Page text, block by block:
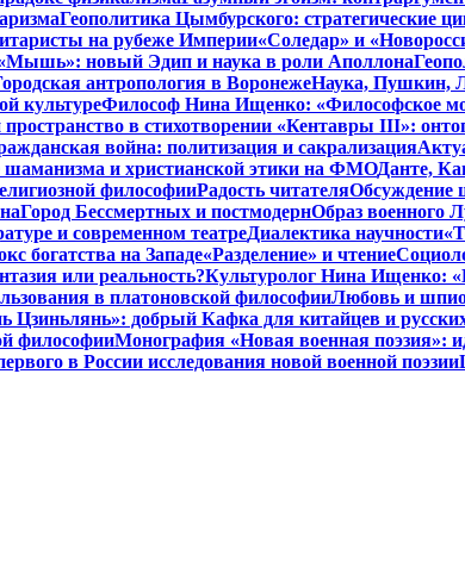
Геополитика Цымбурского: стратегические
на рубеже Империи«Соледар» и
новый Эдип и наука в роли Аполлона
антропология в ВоронежеНаука, Пушкин,
культуреФилософ Нина Ищенко: «Философское
в стихотворении «Кентавры III»:
война: политизация и сакрализация
шаманизма и христианской этики на ФМОДанте,
философииРадость читателяОбсуждение
Город Бессмертных и постмодернОбраз военного
и современном театреДиалектика научности
богатства на Западе«Разделение» и чтение
или реальность?Культуролог Нина Ищенко:
в платоновской философииЛюбовь и
Цзиньлянь»: добрый Кафка для китайцев и
философииМонография «Новая военная поэзия»:
в России исследования новой военной поэзии